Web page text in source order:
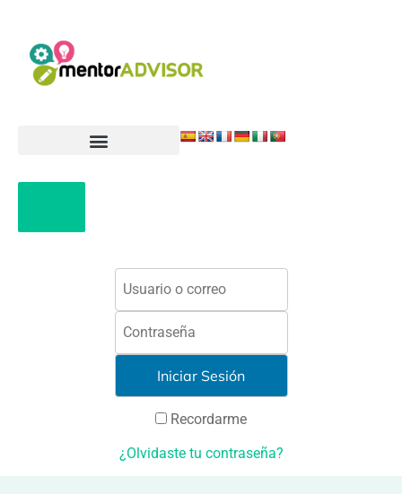
Recordarme
¿Olvidaste tu contraseña?